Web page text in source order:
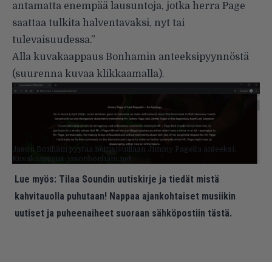
antamatta enempää lausuntoja, jotka herra Page
saattaa tulkita halventavaksi, nyt tai
tulevaisuudessa.”
Alla kuvakaappaus Bonhamin anteeksipyynnöstä
(suurenna kuvaa klikkaamalla).
Jason Bonham pyytää nettisivuillaan Jimmy Pagelta anteeksi.
Kuvakaappaus: jasonbonham.net
Lue myös: Tilaa Soundin uutiskirje ja tiedät mistä
kahvitauolla puhutaan! Nappaa ajankohtaiset musiikin
uutiset ja puheenaiheet suoraan sähköpostiin tästä.